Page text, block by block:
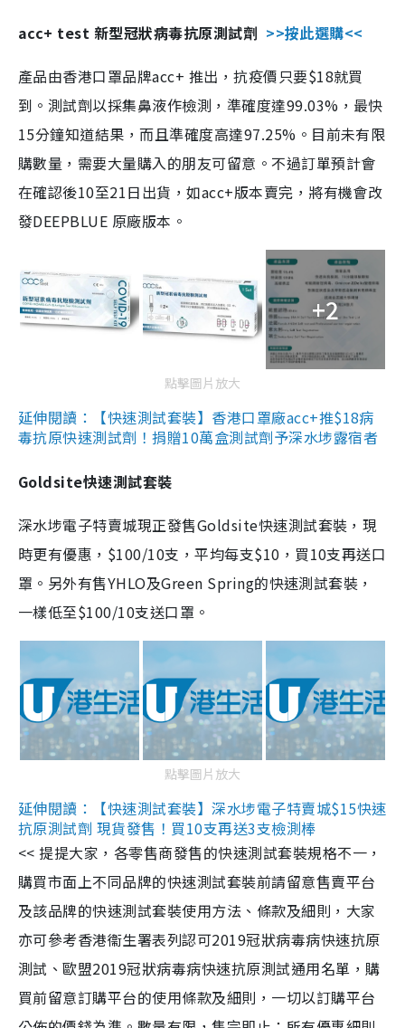
acc+ test 新型冠狀病毒抗原測試劑 >>按此選購<<
產品由香港口罩品牌acc+ 推出，抗疫價只要$18就買
到。測試劑以採集鼻液作檢測，準確度達99.03%，最快
15分鐘知道結果，而且準確度高達97.25%。目前未有限
購數量，需要大量購入的朋友可留意。不過訂單預計會
在確認後10至21日出貨，如acc+版本賣完，將有機會改
發DEEPBLUE 原廠版本。
+2
點擊圖片放大
延伸閱讀：【快速測試套裝】香港口罩廠acc+推$18病
毒抗原快速測試劑！捐贈10萬盒測試劑予深水埗露宿者
Goldsite快速測試套裝
深水埗電子特賣城現正發售Goldsite快速測試套裝，現
時更有優惠，$100/10支，平均每支$10，買10支再送口
罩。另外有售YHLO及Green Spring的快速測試套裝，
一樣低至$100/10支送口罩。
點擊圖片放大
延伸閱讀：【快速測試套裝】深水埗電子特賣城$15快速
抗原測試劑 現貨發售！買10支再送3支檢測棒
<< 提提大家，各零售商發售的快速測試套裝規格不一，
購買市面上不同品牌的快速測試套裝前請留意售賣平台
及該品牌的快速測試套裝使用方法、條款及細則，大家
亦可參考香港衞生署表列認可2019冠狀病毒病快速抗原
測試、歐盟2019冠狀病毒病快速抗原測試通用名單，購
買前留意訂購平台的使用條款及細則，一切以訂購平台